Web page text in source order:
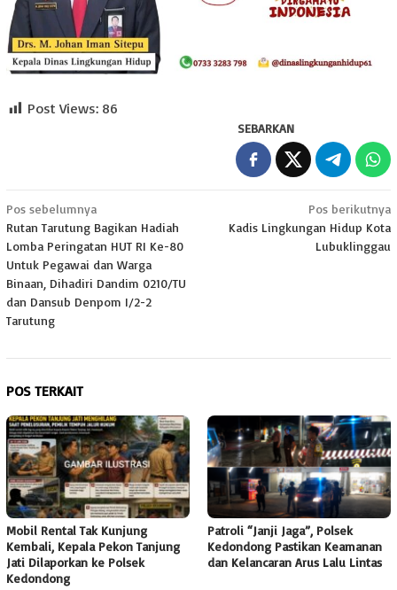
Post Views: 86
SEBARKAN
Navigasi
pos
Pos sebelumnya
Rutan Tarutung Bagikan Hadiah
Lomba Peringatan HUT RI Ke-80
Untuk Pegawai dan Warga
Binaan, Dihadiri Dandim 0210/TU
dan Dansub Denpom I/2-2
Tarutung
Pos berikutnya
Kadis Lingkungan Hidup Kota
Lubuklinggau
POS TERKAIT
Mobil Rental Tak Kunjung
Kembali, Kepala Pekon Tanjung
Jati Dilaporkan ke Polsek
Kedondong
Patroli “Janji Jaga”, Polsek
Kedondong Pastikan Keamanan
dan Kelancaran Arus Lalu Lintas